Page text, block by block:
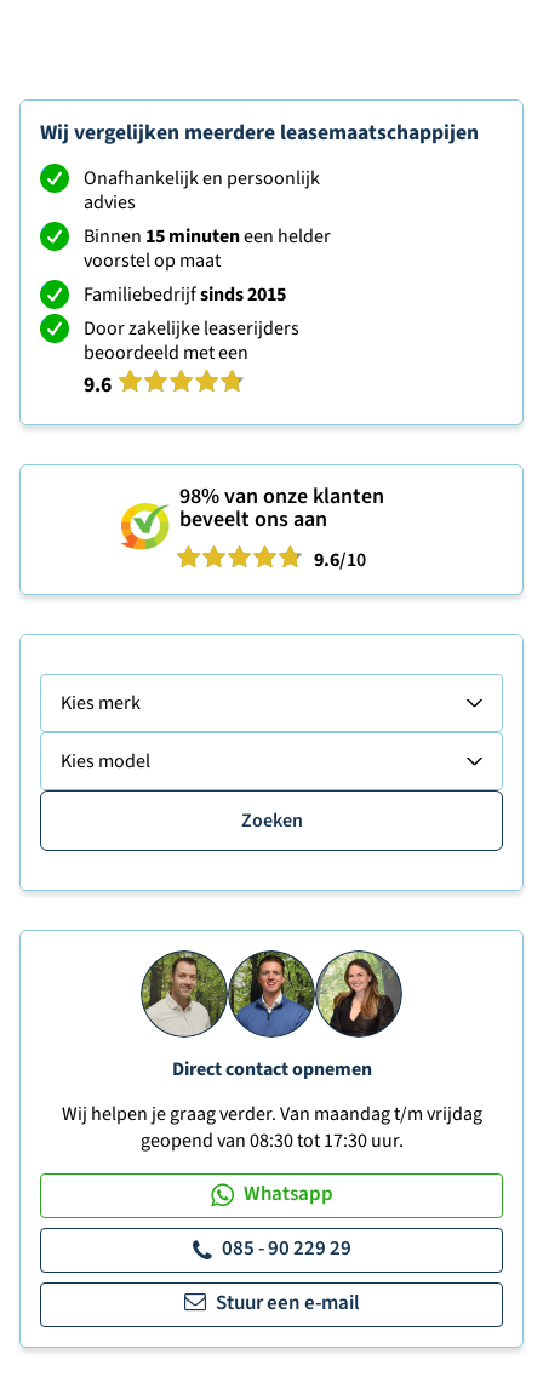
Wij vergelijken meerdere leasemaatschappijen
Onafhankelijk en persoonlijk
advies
Binnen 15 minuteneen helder
voorstel op maat
Familiebedrijfsinds 2015
Door zakelijke leaserijders
beoordeeld met een
9.6
98%van onze klanten
beveelt ons aan
9.6/10
Kies merk
Kies model
Zoeken
Direct contact opnemen
Wij helpen je graag verder. Van maandag t/m vrijdag
geopend van 08:30 tot 17:30 uur.
Whatsapp
085 - 90 229 29
Stuur een e-mail